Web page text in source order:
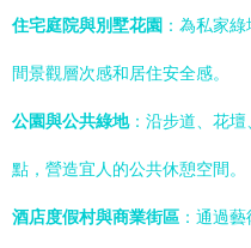
住宅庭院與別墅花園 ：為私家
間景觀層次感和居住安全感。
公園與公共綠地：沿步道、花
點，營造宜人的公共休憩空間。
酒店度假村與商業街區 ：通過